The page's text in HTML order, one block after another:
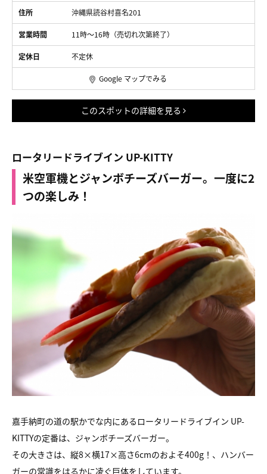
住所 沖縄県読谷村喜名201
営業時間 11時〜16時（売切れ次第終了）
定休日 不定休
Google マップでみる
このスポットの詳細を見る
ロータリードライブイン UP-KITTY
米空軍機とジャンボチーズバーガー。一度に2
つの楽しみ！
嘉手納町の道の駅かでな内にあるロータリードライブイン UP-
KITTYの定番は、ジャンボチーズバーガー。
その大きさは、縦8×横17×高さ6cmのおよそ400g！、ハンバー
ガーの常識をはるかに凌ぐ巨体をしています。